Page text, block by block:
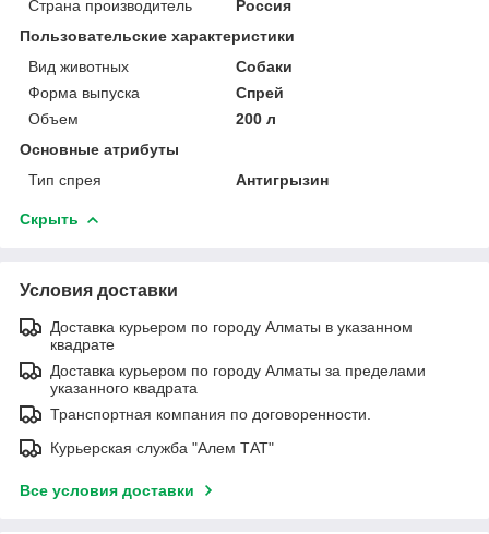
Страна производитель
Россия
Пользовательские характеристики
Вид животных
Собаки
Форма выпуска
Спрей
Объем
200 л
Основные атрибуты
Тип спрея
Антигрызин
Скрыть
Условия доставки
Доставка курьером по городу Алматы в указанном
квадрате
Доставка курьером по городу Алматы за пределами
указанного квадрата
Транспортная компания по договоренности.
Курьерская служба "Алем ТАТ"
Все условия доставки